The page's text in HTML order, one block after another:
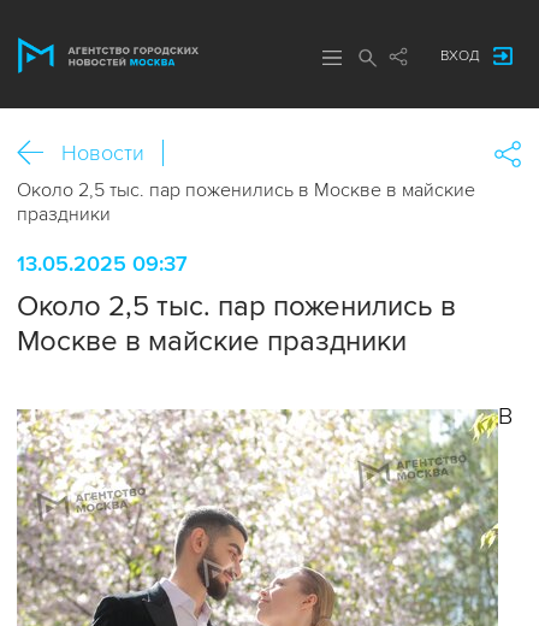
ВХОД
Новости
Около 2,5 тыс. пар поженились в Москве в майские
праздники
13.05.2025 09:37
Около 2,5 тыс. пар поженились в
Москве в майские праздники
В